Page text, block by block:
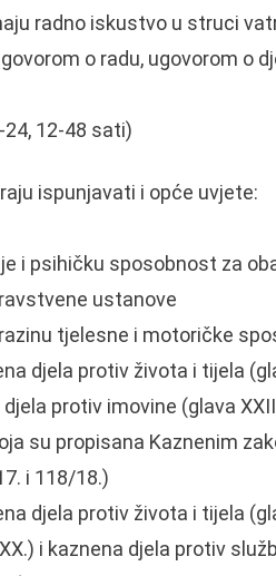
radno iskustvo u struci
o radu, ugovorom o
12-48 sati)
ispunjavati i opće uvjete:
i psihičku sposobnost za
ustanove
tjelesne i motoričke
djela protiv života i tijela
protiv imovine (glava
su propisana Kaznenim
i 118/18.)
djela protiv života i tijela
i kaznena djela protiv